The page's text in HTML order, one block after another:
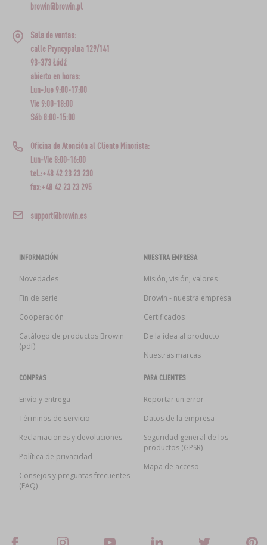
browin@browin.pl
Sala de ventas:
calle Pryncypalna 129/141
93-373 Łódź
abierto en horas:
Lun-Jue 9:00-17:00
Vie 9:00-18:00
Sáb 8:00-15:00
Oficina de Atención al Cliente Minorista:
Lun-Vie 8:00-16:00
tel.:+48 42 23 23 230
fax:+48 42 23 23 295
support@browin.es
INFORMACIÓN
Novedades
Fin de serie
Cooperación
Catálogo de productos Browin
(pdf)
NUESTRA EMPRESA
Misión, visión, valores
Browin - nuestra empresa
Certificados
De la idea al producto
Nuestras marcas
COMPRAS
Envío y entrega
Términos de servicio
Reclamaciones y devoluciones
Política de privacidad
Consejos y preguntas frecuentes
(FAQ)
PARA CLIENTES
Reportar un error
Datos de la empresa
Seguridad general de los
productos (GPSR)
Mapa de acceso